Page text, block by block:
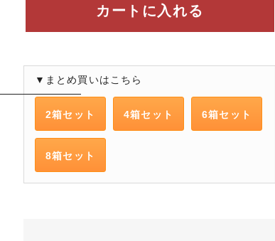
▼まとめ買いはこちら
2箱セット 4箱セット 6箱セット
8箱セット